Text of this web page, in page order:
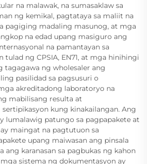
na malawak, na sumasaklaw sa
ng kemikal, pagtataya sa maliit na
pagiging madaling masunog, at mga
na edad upang masiguro ang
na pamantayan sa
tulad ng CPSIA, EN71, at mga hinihingi
tagagawa ng wholesaler ang
pasilidad sa pagsusuri o
akreditadong laboratoryo na
mabilisang resulta at
kung kinakailangan. Ang
lumalawig patungo sa pagpapakete at
maingat na pagtutuon sa
upang maiwasan ang pinsala
ang karanasan sa pagbukas ng kahon
sistema ng dokumentasyon ay